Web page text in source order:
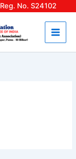
Reg. No. S24102